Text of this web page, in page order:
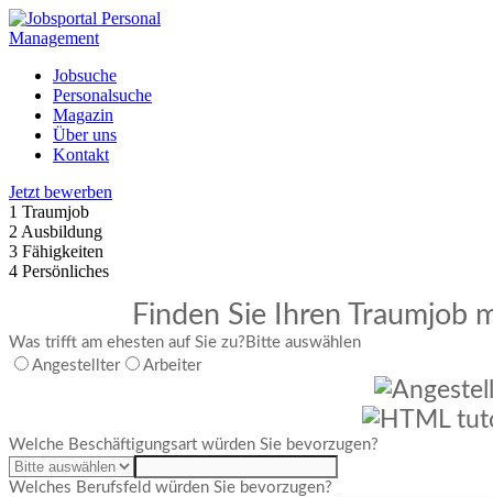
Jobsuche
Personalsuche
Magazin
Über uns
Kontakt
Jetzt bewerben
1 Traumjob
2 Ausbildung
3 Fähigkeiten
4 Persönliches
Finden Sie Ihren Traumjob
Was trifft am ehesten auf Sie zu? Bitte auswählen
Angestellter
Arbeiter
Welche Beschäftigungsart würden Sie bevorzugen?
Welches Berufsfeld würden Sie bevorzugen?